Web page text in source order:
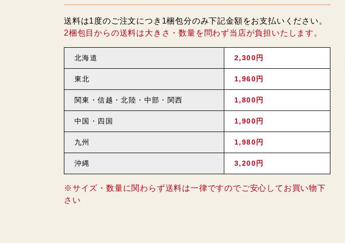
送料は1度のご注文につき1梱包分のみ下記金額をお支払いください。
2梱包目からの送料は大きさ・数量を問わず当店が負担いたします。
北海道 2,300円
東北 1,960円
関東・信越・北陸・中部・関西 1,800円
中国・四国 1,900円
九州 1,980円
沖縄 3,200円
※サイズ・数量に関わらず送料は一律ですのでご安心してお買い物下
さい